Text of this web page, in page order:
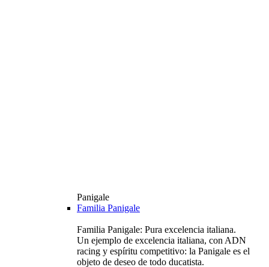
Panigale
Familia Panigale
Familia Panigale: Pura excelencia italiana.
Un ejemplo de excelencia italiana, con ADN
racing y espíritu competitivo: la Panigale es el
objeto de deseo de todo ducatista.